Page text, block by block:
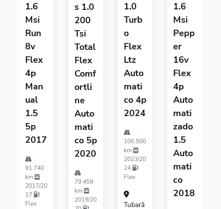
1.6
Msi
Run
8v
Flex
4p
Man
Ual
1.5
5p
2017
91.740
km
2017/20
17
Flex
S 1.0
200
Tsi
Total
Flex
Comf
Ortli
Ne
Auto
Mati
Co 5p
2020
79.459
km
2019/20
1.0
Turb
O
Flex
Ltz
Auto
Mati
Co 4p
2024
100.500
km
2023/20
24
Flex
Tubarã
1.6
Msi
Pepp
Er
16v
Flex
4p
Auto
Mati
Zado
1.5
Auto
Mati
Co
2018